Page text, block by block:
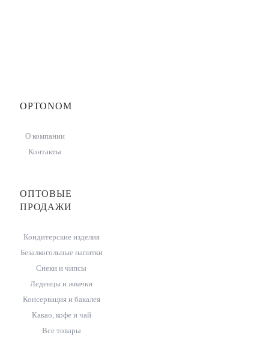
OPTONOM
О компании
Контакты
ОПТОВЫЕ
ПРОДАЖИ
Кондитерские изделия
Безалкогольные напитки
Снеки и чипсы
Леденцы и жвачки
Консервация и бакалея
Какао, кофе и чай
Все товары